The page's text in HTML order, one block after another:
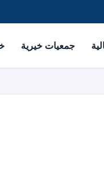
جمعيات خيرية